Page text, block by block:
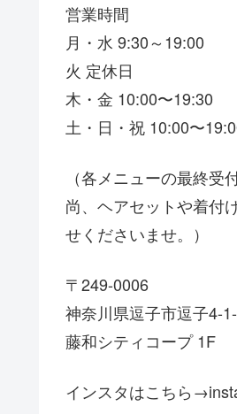
営業時間
月・水 9:30～19:00
火 定休日
木・金 10:00〜19:30
土・日・祝 10:00〜
（各メニューの最終受
尚、ヘアセットや着付
せくださいませ。）
〒249-0006
神奈川県逗子市逗子4-
藤和シティコープ 1F
インスタはこちら